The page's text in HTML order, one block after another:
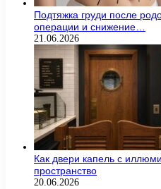
Подтяжка груди после
операции и снижение…
21.06.2026
Как двери капель с
пространство
20.06.2026